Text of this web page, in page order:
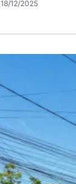
18/12/2025